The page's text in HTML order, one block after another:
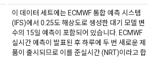
이 데이터 세트에는 ECMWF 통합 예측 시스템
(IFS)에서 0.25도 해상도로 생성한 대기 모델 변
수의 15일 예측이 포함되어 있습니다. ECMWF
실시간 예측이 발표된 후 하루에 두 번 새로운 제
품이 출시되므로 이를 준실시간 (NRT)이라고 합